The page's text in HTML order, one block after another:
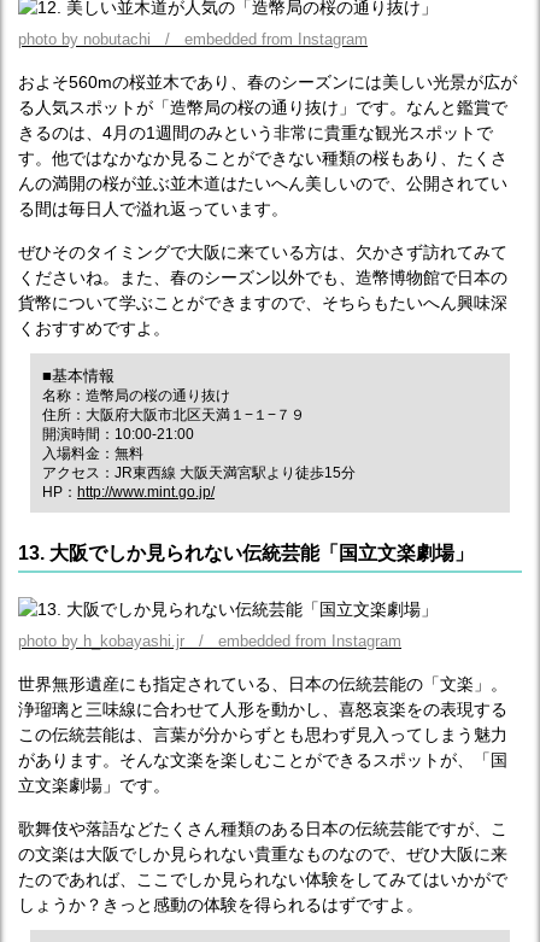
photo by nobutachi / embedded from Instagram
およそ560mの桜並木であり、春のシーズンには美しい光景が広が
る人気スポットが「造幣局の桜の通り抜け」です。なんと鑑賞で
きるのは、4月の1週間のみという非常に貴重な観光スポットで
す。他ではなかなか見ることができない種類の桜もあり、たくさ
んの満開の桜が並ぶ並木道はたいへん美しいので、公開されてい
る間は毎日人で溢れ返っています。
ぜひそのタイミングで大阪に来ている方は、欠かさず訪れてみて
くださいね。また、春のシーズン以外でも、造幣博物館で日本の
貨幣について学ぶことができますので、そちらもたいへん興味深
くおすすめですよ。
■基本情報
名称：造幣局の桜の通り抜け
住所：大阪府大阪市北区天満１−１−７９
開演時間：10:00-21:00
入場料金：無料
アクセス：JR東西線 大阪天満宮駅より徒歩15分
HP： http://www.mint.go.jp/
13. 大阪でしか見られない伝統芸能「国立文楽劇場」
photo by h_kobayashi.jr / embedded from Instagram
世界無形遺産にも指定されている、日本の伝統芸能の「文楽」。
浄瑠璃と三味線に合わせて人形を動かし、喜怒哀楽をの表現する
この伝統芸能は、言葉が分からずとも思わず見入ってしまう魅力
があります。そんな文楽を楽しむことができるスポットが、「国
立文楽劇場」です。
歌舞伎や落語などたくさん種類のある日本の伝統芸能ですが、こ
の文楽は大阪でしか見られない貴重なものなので、ぜひ大阪に来
たのであれば、ここでしか見られない体験をしてみてはいかがで
しょうか？きっと感動の体験を得られるはずですよ。